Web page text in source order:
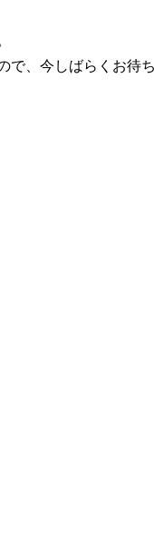
、今しばらくお待ち